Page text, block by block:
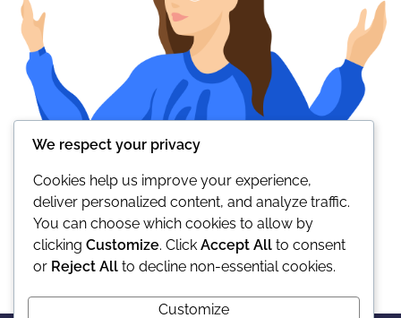
We respect your privacy
Cookies help us improve your experience,
deliver personalized content, and analyze traffic.
You can choose which cookies to allow by
clicking Customize. Click Accept All to consent
or Reject All to decline non-essential cookies.
Customize